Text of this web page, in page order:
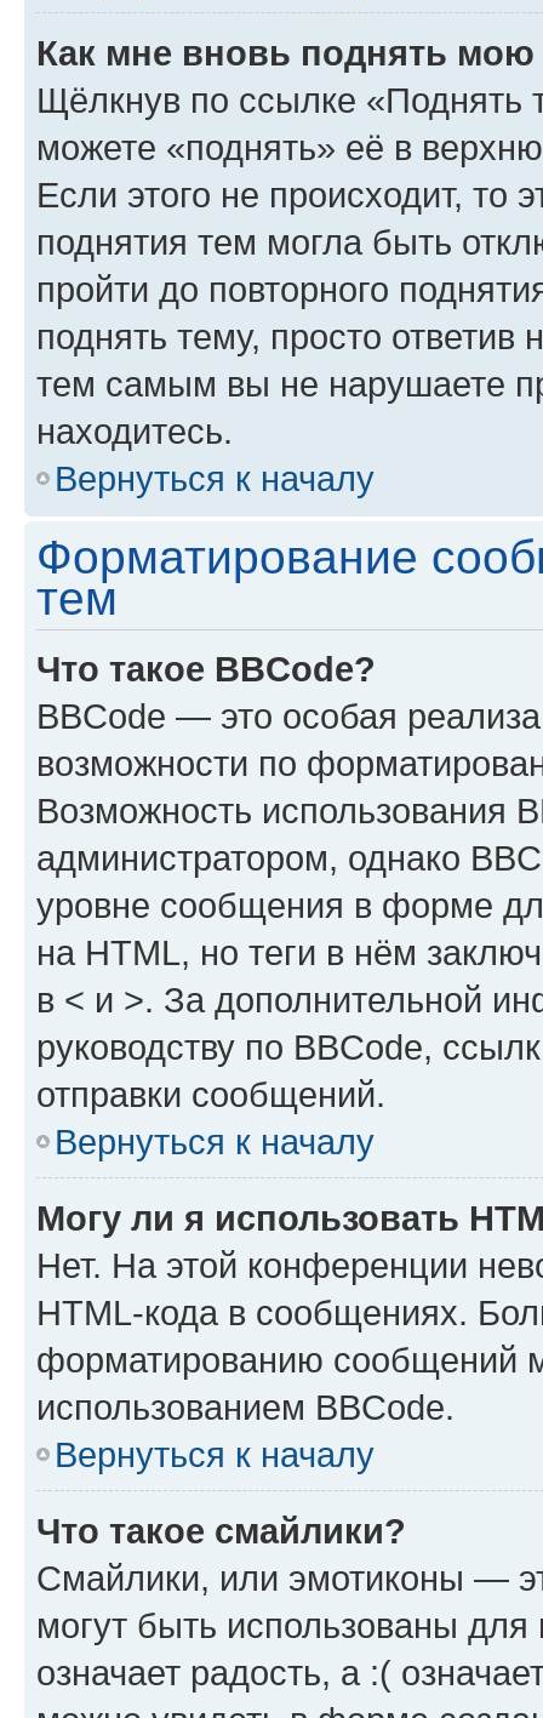
Как мне вновь поднять мою
Щёлкнув по ссылке «Поднять
можете «поднять» её в
Если этого не происходит, то
поднятия тем могла быть
пройти до повторного
поднять тему, просто ответив
тем самым вы не нарушаете
находитесь.
Вернуться к началу
Форматирование
тем
Что такое BBCode?
BBCode — это особая
возможности по
Возможность использования
администратором, однако
уровне сообщения в форме
на HTML, но теги в нём
в < и >. За дополнительной
руководству по BBCode,
отправки сообщений.
Вернуться к началу
Могу ли я использовать
Нет. На этой конференции
HTML-кода в сообщениях.
форматированию сообщений
использованием BBCode.
Вернуться к началу
Что такое смайлики?
Смайлики, или эмотиконы —
могут быть использованы
означает радость, а :(